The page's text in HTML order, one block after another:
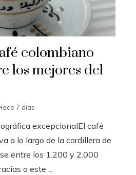
colombiano
los mejores del
7 días
excepcionalEl café
a lo largo de la cordillera de
entre los 1.200 y 2.000
a este ...